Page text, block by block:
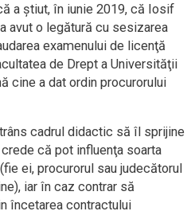
a ştiut, în iunie 2019, că Iosif
avut o legătură cu sesizarea
examenului de licenţă
de Drept a Universităţii
cine a dat ordin procurorului
cadrul didactic să îl sprijine
că pot influenţa soarta
ei, procurorul sau judecătorul
iar în caz contrar să
încetarea contractului